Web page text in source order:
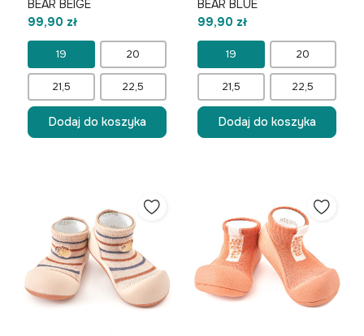
BEAR BEIGE
99,90 zł
19 20
21,5 22,5
Dodaj do koszyka
BEAR BLUE
99,90 zł
19 20
21,5 22,5
Dodaj do koszyka